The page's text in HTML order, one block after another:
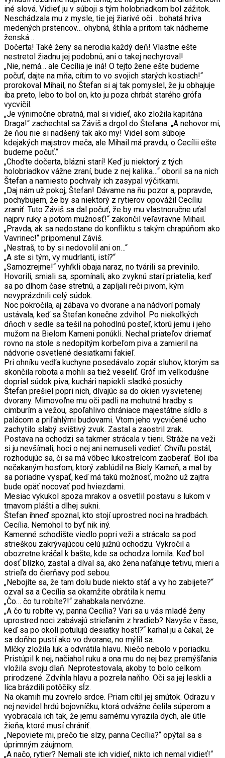
iné slová. Vidieť ju v súboji s tým holobriadkom bol zážitok.
Neschádzala mu z mysle, tie jej žiarivé oči… bohatá hriva
medených prstencov… ohybná, štíhla a pritom tak nádherne
ženská…
Dočerta! Také ženy sa nerodia každý deň! Vlastne ešte
nestretol žiadnu jej podobnú, ani o takej nechyroval!
„Nie, nemá… ale Cecília je iná! O tejto žene ešte budeme
počuť, dajte na mňa, cítim to vo svojich starých kostiach!“
prorokoval Mihail, no Štefan si aj tak pomyslel, že ju obhajuje
iba preto, lebo to bol on, kto ju poza chrbát starého grófa
vycvičil.
„Je výnimočne obratná, mal si vidieť, ako zložila kapitána
Draga!“ zachechtal sa Záviš a drgol do Štefana. „A nehovor mi,
že ňou nie si nadšený tak ako my! Videl som súboje
kdejakých majstrov meča, ale Mihail má pravdu, o Cecílii ešte
budeme počuť.“
„Choďte dočerta, blázni starí! Keď ju niektorý z tých
holobriadkov vážne zraní, bude z nej kalika…“ oboril sa na nich
Štefan a namiesto pochvaly ich zasypal výčitkami.
„Daj nám už pokoj, Štefan! Dávame na ňu pozor a, popravde,
pochybujem, že by sa niektorý z rytierov opovážil Cecíliu
zraniť. Tuto Záviš sa dal počuť, že by mu vlastnoručne uťal
najprv ruky a potom mužnosť!“ zakončil veľavravne Mihail.
„Pravda, ak sa nedostane do konfliktu s takým chrapúňom ako
Vavrinec!“ pripomenul Záviš.
„Nestraš, to by si nedovolil ani on…“
„A ste si tým, vy mudrlanti, istí?“
„Samozrejme!“ vyhŕkli obaja naraz, no tvárili sa previnilo.
Hovorili, smiali sa, spomínali, ako zvyknú starí priatelia, keď
sa po dlhom čase stretnú, a zapíjali reči pivom, kým
nevyprázdnili celý súdok.
Noc pokročila, aj zábava vo dvorane a na nádvorí pomaly
ustávala, keď sa Štefan konečne zdvihol. Po niekoľkých
dňoch v sedle sa tešil na pohodlnú posteľ, ktorú jemu i jeho
mužom na Bielom Kameni ponúkli. Nechal priateľov driemať
rovno na stole s nedopitým korbeľom piva a zamieril na
nádvorie osvetlené desiatkami fakieľ.
Pri ohníku vedľa kuchyne posedávalo zopár sluhov, ktorým sa
skončila robota a mohli sa tiež veseliť. Gróf im veľkodušne
doprial súdok piva, kuchári napiekli sladké posúchy.
Štefan prešiel popri nich, dívajúc sa do okien vysvietenej
dvorany. Mimovoľne mu oči padli na mohutné hradby s
cimburím a vežou, spoľahlivo chrániace majestátne sídlo s
palácom a priľahlými budovami. Vtom jeho vycvičené ucho
zachytilo slabý svištivý zvuk. Zastal a zaostril zrak.
Postava na ochodzi sa takmer strácala v tieni. Stráže na veži
si ju nevšímali, hoci o nej ani nemuseli vedieť. Chvíľu postál,
rozhodujúc sa, či sa má vôbec lukostrelcom zaoberať. Bol iba
nečakaným hosťom, ktorý zablúdil na Biely Kameň, a mal by
sa poriadne vyspať, keď má takú možnosť, možno už zajtra
bude opäť nocovať pod hviezdami.
Mesiac vykukol spoza mrakov a osvetlil postavu s lukom v
tmavom plášti a dlhej sukni.
Štefan ihneď spoznal, kto stojí uprostred noci na hradbách.
Cecília. Nemohol to byť nik iný.
Kamenné schodište viedlo popri veži a strácalo sa pod
strieškou zakrývajúcou celú južnú ochodzu. Vykročil a
obozretne kráčal k bašte, kde sa ochodza lomila. Keď bol
dosť blízko, zastal a díval sa, ako žena naťahuje tetivu, mieri a
strieľa do čierňavy pod sebou.
„Nebojíte sa, že tam dolu bude niekto stáť a vy ho zabijete?“
ozval sa a Cecília sa okamžite obrátila k nemu.
„Čo… čo tu robíte?!“ zahabkala nervózne.
„A čo tu robíte vy, panna Cecília? Vari sa u vás mladé ženy
uprostred noci zabávajú strieľaním z hradieb? Navyše v čase,
keď sa po okolí potulujú desiatky hostí?“ karhal ju a čakal, že
sa doňho pustí ako vo dvorane, no mýlil sa.
Mlčky zložila luk a odvrátila hlavu. Niečo nebolo v poriadku.
Pristúpil k nej, načiahol ruku a ona mu do nej bez premýšľania
vložila svoju dlaň. Neprotestovala, akoby to bolo celkom
prirodzené. Zdvihla hlavu a pozrela naňho. Oči sa jej leskli a
líca brázdili potôčiky sĺz.
Na okamih mu zovrelo srdce. Priam cítil jej smútok. Odrazu v
nej nevidel hrdú bojovníčku, ktorá odvážne čelila súperom a
vyobracala ich tak, že jemu samému vyrazila dych, ale útle
žieňa, ktoré musí chrániť.
„Nepoviete mi, prečo tie slzy, panna Cecília?“ opýtal sa s
úprimným záujmom.
„A načo, rytier? Nemali ste ich vidieť, nikto ich nemal vidieť!“